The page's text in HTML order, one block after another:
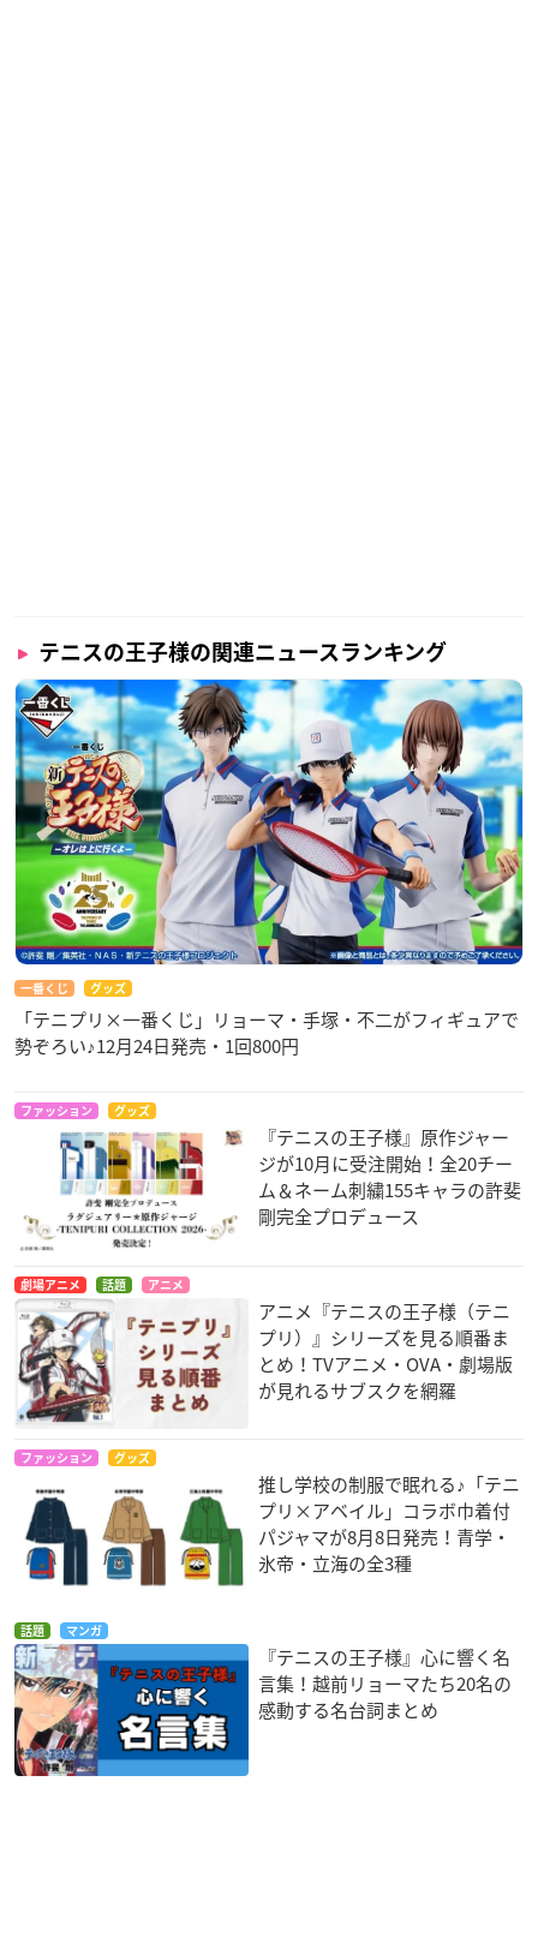
テニスの王子様の関連ニュースランキング
一番くじ グッズ
「テニプリ×一番くじ」リョーマ・手塚・不二がフィギュアで
勢ぞろい♪12月24日発売・1回800円
ファッション グッズ
『テニスの王子様』原作ジャー
ジが10月に受注開始！全20チー
ム＆ネーム刺繍155キャラの許斐
剛完全プロデュース
劇場アニメ 話題 アニメ
アニメ『テニスの王子様（テニ
プリ）』シリーズを見る順番ま
とめ！TVアニメ・OVA・劇場版
が見れるサブスクを網羅
ファッション グッズ
推し学校の制服で眠れる♪「テニ
プリ×アベイル」コラボ巾着付
パジャマが8月8日発売！青学・
氷帝・立海の全3種
話題 マンガ
『テニスの王子様』心に響く名
言集！越前リョーマたち20名の
感動する名台詞まとめ